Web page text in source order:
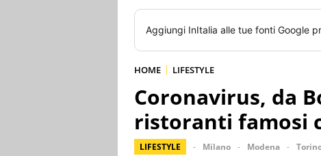
Aggiungi InItalia alle tue fonti Google
HOME LIFESTYLE
Coronavirus, da
ristoranti famosi
LIFESTYLE Milano Modena